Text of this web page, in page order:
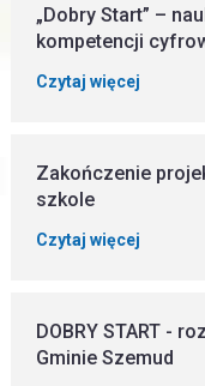
„Dobry Start” –
kompetencji
Czytaj więcej
Zakończenie
szkole
Czytaj więcej
DOBRY START -
Gminie Szemud